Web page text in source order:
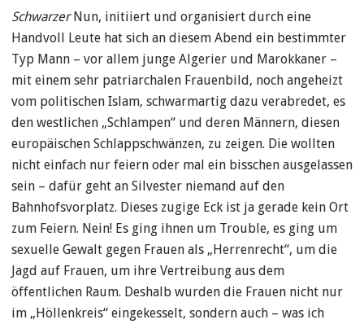
SchwarzerNun, initiiert und organisiert durch eine
Handvoll Leute hat sich an diesem Abend ein bestimmter
Typ Mann – vor allem junge Algerier und Marokkaner –
mit einem sehr patriarchalen Frauenbild, noch angeheizt
vom politischen Islam, schwarmartig dazu verabredet, es
den westlichen „Schlampen“ und deren Männern, diesen
europäischen Schlappschwänzen, zu zeigen. Die wollten
nicht einfach nur feiern oder mal ein bisschen ausgelassen
sein – dafür geht an Silvester niemand auf den
Bahnhofsvorplatz. Dieses zugige Eck ist ja gerade kein Ort
zum Feiern. Nein! Es ging ihnen um Trouble, es ging um
sexuelle Gewalt gegen Frauen als „Herrenrecht“, um die
Jagd auf Frauen, um ihre Vertreibung aus dem
öffentlichen Raum. Deshalb wurden die Frauen nicht nur
im „Höllenkreis“ eingekesselt, sondern auch – was ich